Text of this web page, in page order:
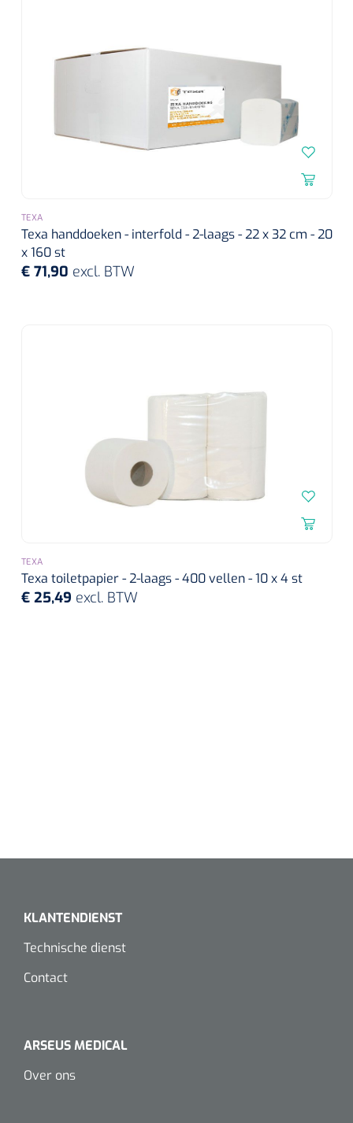
Toiletverhogers
Transferhulpmiddelen
TEXA
Texa handdoeken - interfold - 2-laags - 22 x 32 cm - 20
x 160 st
€ 71,90 excl. BTW
TEXA
Texa toiletpapier - 2-laags - 400 vellen - 10 x 4 st
€ 25,49 excl. BTW
KLANTENDIENST
Technische dienst
Contact
ARSEUS MEDICAL
Over ons